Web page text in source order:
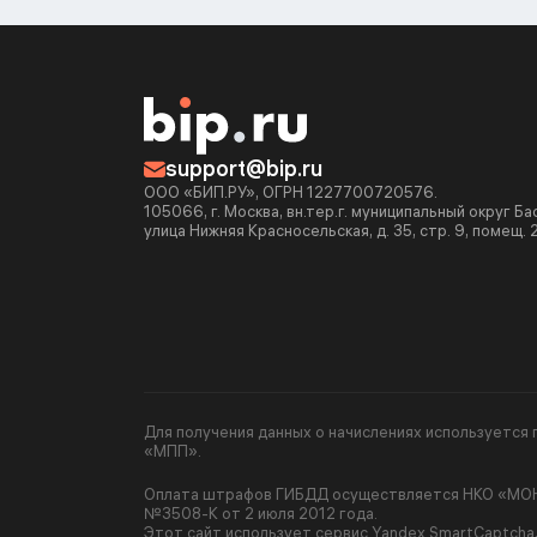
support@bip.ru
ООО «БИП.РУ», ОГРН 1227700720576.
105066, г. Москва, вн.тер.г. муниципальный округ
улица Нижняя Красносельская, д. 35, стр. 9, помещ.
Для получения данных о начислениях
«МПП».
Оплата штрафов ГИБДД осуществляется НКО
№3508-К от 2 июля 2012 года.
Этот сайт использует сервис Yandex